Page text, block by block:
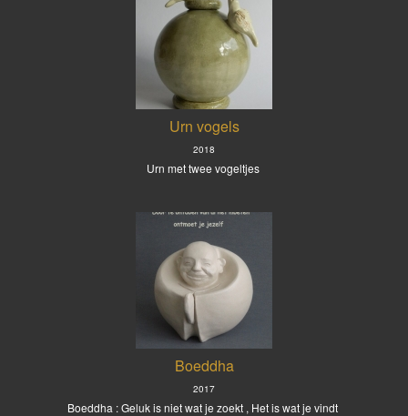
Urn vogels
2018
Urn met twee vogeltjes
Boeddha
2017
Boeddha : Geluk is niet wat je zoekt , Het is wat je vindt